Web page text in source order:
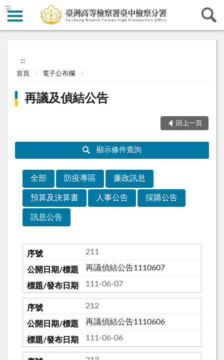
:::
:::
首頁 電子公布欄
再議及偵結公告
回上一頁
顯示條件查詢
全部 防疫專區 廉政訊息
預算及決算書 人事公告 採購公告
訊息公告
211
再議偵結公告1110607
111-06-07
212
再議偵結公告1110606
111-06-06